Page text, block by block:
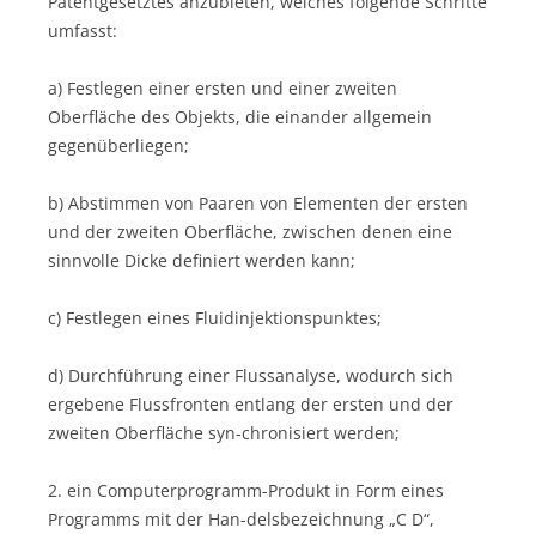
umfasst:
a) Festlegen einer ersten und einer zweiten
Oberfläche des Objekts, die einander allgemein
gegenüberliegen;
b) Abstimmen von Paaren von Elementen der ersten
und der zweiten Oberfläche, zwischen denen eine
sinnvolle Dicke definiert werden kann;
c) Festlegen eines Fluidinjektionspunktes;
d) Durchführung einer Flussanalyse, wodurch sich
ergebene Flussfronten entlang der ersten und der
zweiten Oberfläche syn-chronisiert werden;
2. ein Computerprogramm-Produkt in Form eines
Programms mit der Han-delsbezeichnung „C D“,